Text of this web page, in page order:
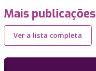
Mais
Ver a lista completa